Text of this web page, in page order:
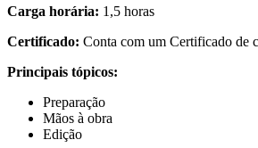
Carga horária: 1,5 horas
Certificado: Conta com um Certificado de
Principais tópicos:
Preparação
Mãos à obra
Edição